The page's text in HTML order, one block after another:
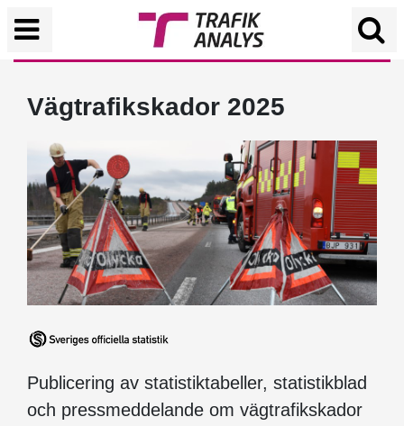
Vägtrafikskador 2025
Publicering av statistiktabeller, statistikblad
och pressmeddelande om vägtrafikskador